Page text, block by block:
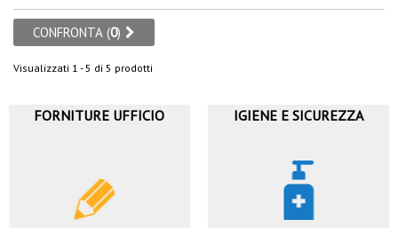
CONFRONTA (0)
Visualizzati 1 - 5 di 5 prodotti
FORNITURE UFFICIO IGIENE E SICUREZZA